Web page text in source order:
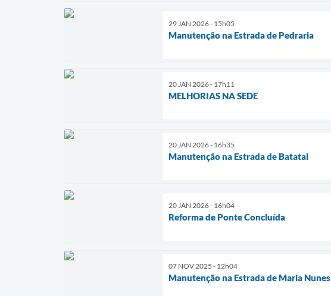
29 JAN 2026 - 15h05
Manutenção na Estrada de Pedraria
20 JAN 2026 - 17h11
MELHORIAS NA SEDE
20 JAN 2026 - 16h35
Manutenção na Estrada de Batatal
20 JAN 2026 - 16h04
Reforma de Ponte Concluída
07 NOV 2025 - 12h04
Manutenção na Estrada de Maria Nunes